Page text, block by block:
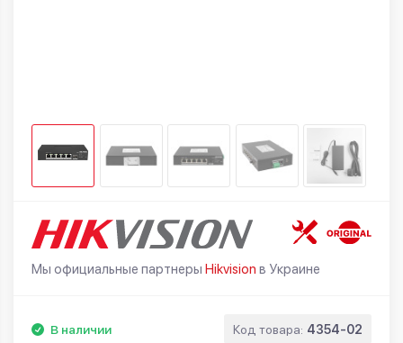
Мы официальные партнеры Hikvision в Украине
В наличии Код товара: 4354-02